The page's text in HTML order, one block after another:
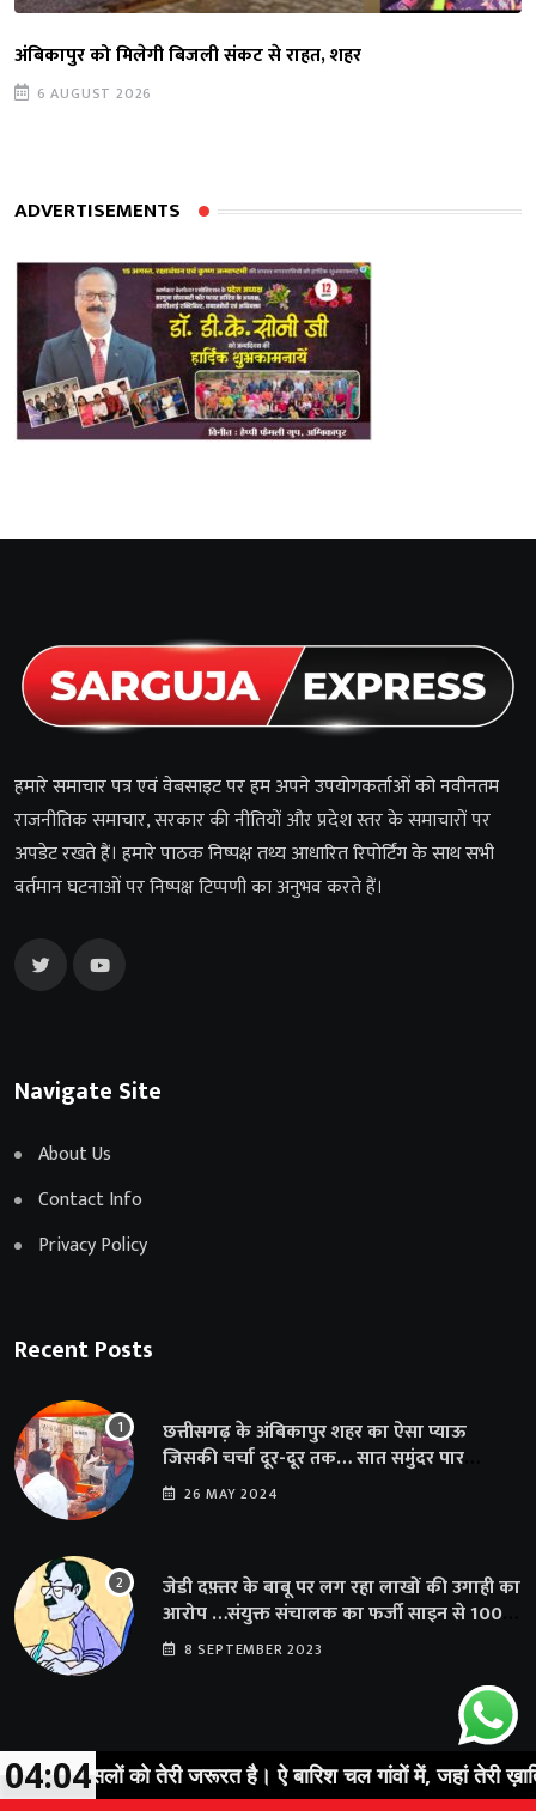
अंबिकापुर को मिलेगी बिजली संकट से राहत, शहर
6 AUGUST 2026
ADVERTISEMENTS
हमारे समाचार पत्र एवं वेबसाइट पर हम अपने उपयोगकर्ताओं को नवीनतम
राजनीतिक समाचार, सरकार की नीतियों और प्रदेश स्तर के समाचारों पर
अपडेट रखते हैं। हमारे पाठक निष्पक्ष तथ्य आधारित रिपोर्टिंग के साथ सभी
वर्तमान घटनाओं पर निष्पक्ष टिप्पणी का अनुभव करते हैं।
Navigate Site
About Us
Contact Info
Privacy Policy
Recent Posts
छत्तीसगढ़ के अंबिकापुर शहर का ऐसा प्याऊ
जिसकी चर्चा दूर-दूर तक… सात समुंदर पार
अमेरिका से भी पहुंचा सहयोग
26 MAY 2024
जेडी दफ़्तर के बाबू पर लग रहा लाखों की उगाही का
आरोप …संयुक्त संचालक का फर्जी साइन से 100
शिक्षकों क़ो थमाया संशोधन आदेश
8 SEPTEMBER 2023
फसलों को तेरी जरूरत है। ऐ बारिश चल गांवों में, जहां तेरी ख़ातिर
04:04